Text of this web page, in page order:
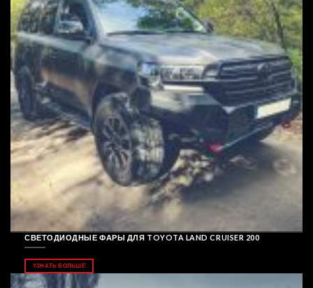
СВЕТОДИОДНЫЕ ФАРЫ ДЛЯ TOYOTA LAND CRUISER 200
УЗНАТЬ БОЛЬШЕ